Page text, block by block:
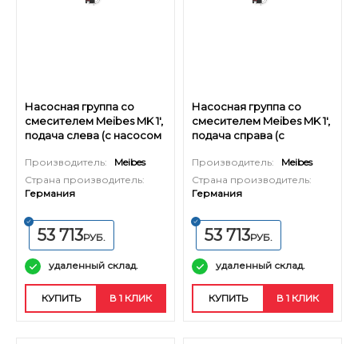
Насосная группа со
смесителем Meibes MK 1',
подача слева (с насосом
Производитель:
Meibes
Страна производитель:
Германия
53 713РУБ.
удаленный склад.
КУПИТЬ В 1 КЛИК
Насосная группа со
смесителем Meibes MK 1',
подача справа (с
60)
Производитель:
Meibes
Страна производитель:
Германия
53 713РУБ.
удаленный склад.
КУПИТЬ В 1 КЛИК